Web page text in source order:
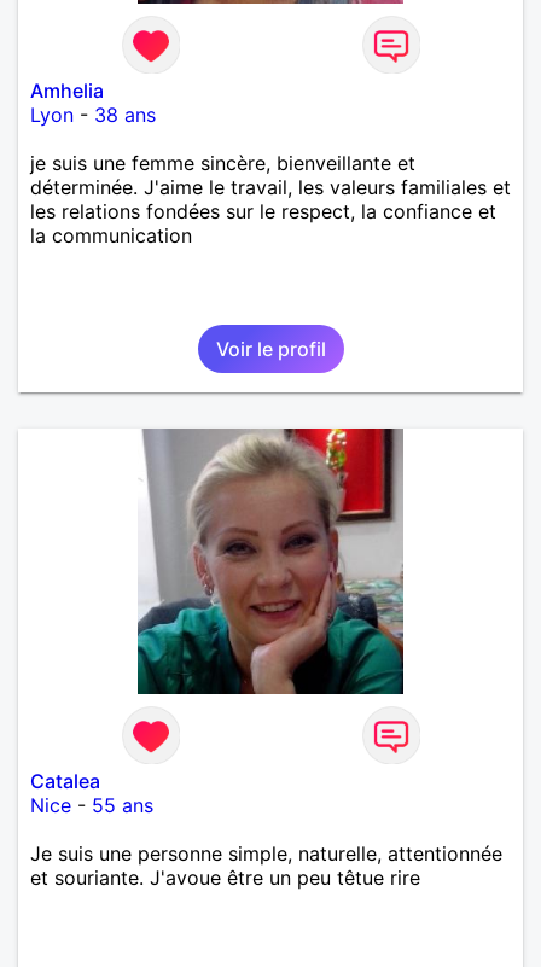
Amhelia
Lyon - 38 ans
je suis une femme sincère, bienveillante et
déterminée. J'aime le travail, les valeurs familiales et
les relations fondées sur le respect, la confiance et
la communication
Voir le profil
Catalea
Nice - 55 ans
Je suis une personne simple, naturelle, attentionnée
et souriante. J'avoue être un peu têtue rire